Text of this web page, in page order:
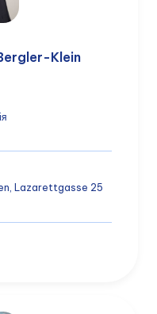
Klein
Lazarettgasse 25